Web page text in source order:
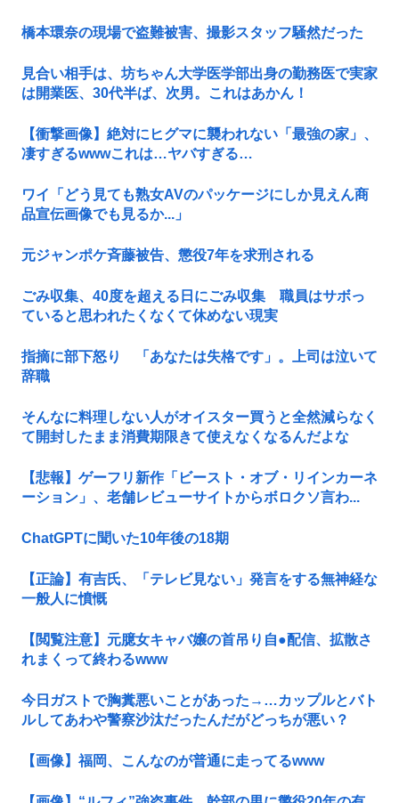
橋本環奈の現場で盗難被害、撮影スタッフ騒然だった
見合い相手は、坊ちゃん大学医学部出身の勤務医で実家
は開業医、30代半ば、次男。これはあかん！
【衝撃画像】絶対にヒグマに襲われない「最強の家」、
凄すぎるwwwこれは…ヤバすぎる…
ワイ「どう見ても熟女AVのパッケージにしか見えん商
品宣伝画像でも見るか...」
元ジャンポケ斉藤被告、懲役7年を求刑される
ごみ収集、40度を超える日にごみ収集 職員はサボっ
ていると思われたくなくて休めない現実
指摘に部下怒り 「あなたは失格です」。上司は泣いて
辞職
そんなに料理しない人がオイスター買うと全然減らなく
て開封したまま消費期限きて使えなくなるんだよな
【悲報】ゲーフリ新作「ビースト・オブ・リインカーネ
ーション」、老舗レビューサイトからボロクソ言わ...
ChatGPTに聞いた10年後の18期
【正論】有吉氏、「テレビ見ない」発言をする無神経な
一般人に憤慨
【閲覧注意】元臆女キャバ嬢の首吊り自●配信、拡散さ
れまくって終わるwww
今日ガストで胸糞悪いことがあった→…カップルとバト
ルしてあわや警察沙汰だったんだがどっちが悪い？
【画像】福岡、こんなのが普通に走ってるwww